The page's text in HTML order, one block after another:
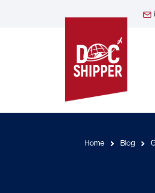
Home Blog